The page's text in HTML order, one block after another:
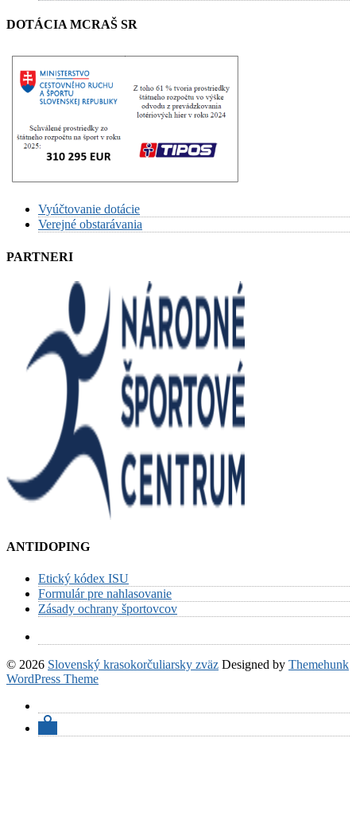
DOTÁCIA MCRAŠ SR
Vyúčtovanie dotácie
Verejné obstarávania
PARTNERI
ANTIDOPING
Etický kódex ISU
Formulár pre nahlasovanie
Zásady ochrany športovcov
© 2026 Slovenský krasokorčuliarsky zväz Designed by Themehunk
WordPress Theme